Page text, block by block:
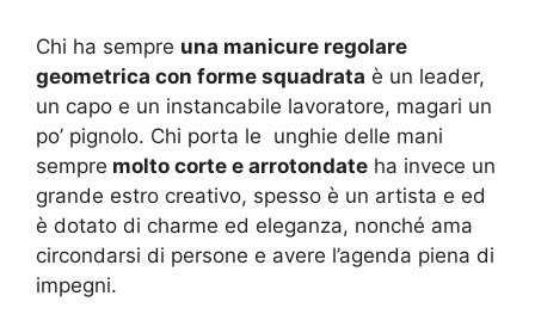
Chi ha sempre una manicure regolare
geometrica con forme squadrata è un leader,
un capo e un instancabile lavoratore, magari un
po’ pignolo. Chi porta le unghie delle mani
sempre molto corte e arrotondate ha invece un
grande estro creativo, spesso è un artista e ed
è dotato di charme ed eleganza, nonché ama
circondarsi di persone e avere l’agenda piena di
impegni.